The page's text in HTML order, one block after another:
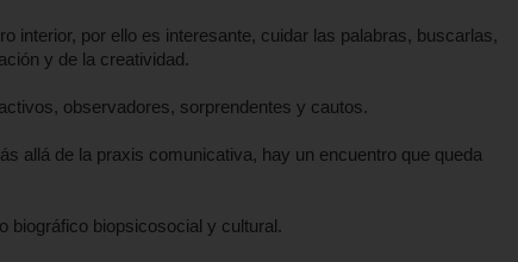
interior, por ello es interesante, cuidar las palabras, buscarlas,
y de la creatividad.
observadores, sorprendentes y cautos.
allá de la praxis comunicativa, hay un encuentro que queda
biográfico biopsicosocial y cultural.